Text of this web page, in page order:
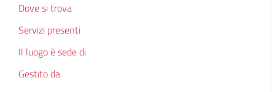
Dove si trova
Servizi presenti
Il luogo è sede di
Gestito da